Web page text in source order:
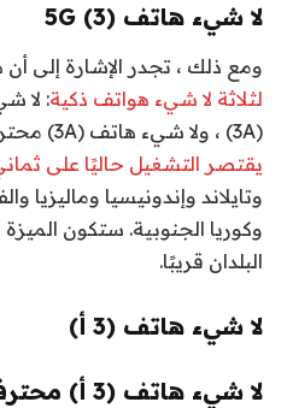
لا شيء هاتف (3) 5G
ومع ذلك ، تجدر الإشارة إلى أن
لثلاثة لا شيء هواتف ذكية
(3A) ، ولا شيء هاتف (3A) محترف. علاوة على ذلك ، و
يقتصر التشغيل حاليًا على
وتايلاند وإندونيسيا وماليزيا
وكوريا الجنوبية. ستكون
البلدان قريبًا.
لا شيء هاتف (3 أ)
لا شيء هاتف (3 أ) محترف